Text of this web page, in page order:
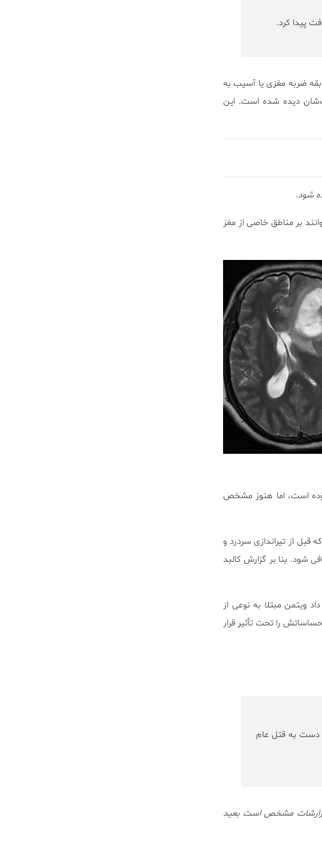
پیدا کرد.
ضربه مغزی یا آسیب به
دیده شده است. این
بر مناطق خاصی از مغز
است، اما هنوز مشخص
که قبل از تیراندازی سردرد و
شود. بنا بر گزارش کالبد
ویتمن مبتلا به نوعی از
را تحت تأثیر قرار
دست به قتل عام
مشخص است بعید